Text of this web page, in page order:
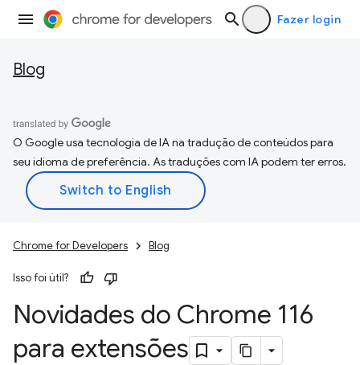
Fazer login
Blog
O Google usa tecnologia de IA na tradução de conteúdos para
seu idioma de preferência. As traduções com IA podem ter erros.
Chrome for Developers Blog
Isso foi útil?
Novidades do Chrome 116
para extensões